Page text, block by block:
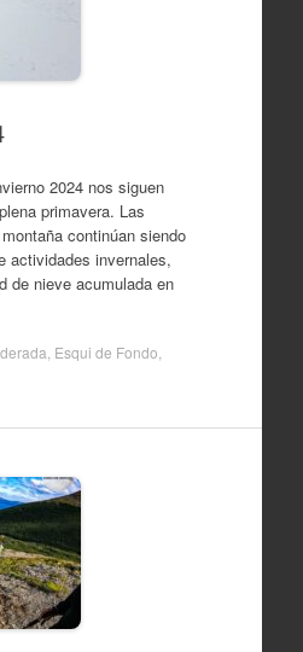
2024 nos siguen
primavera. Las
continúan siendo
actividades invernales,
de nieve acumulada en
Esqui de Fondo